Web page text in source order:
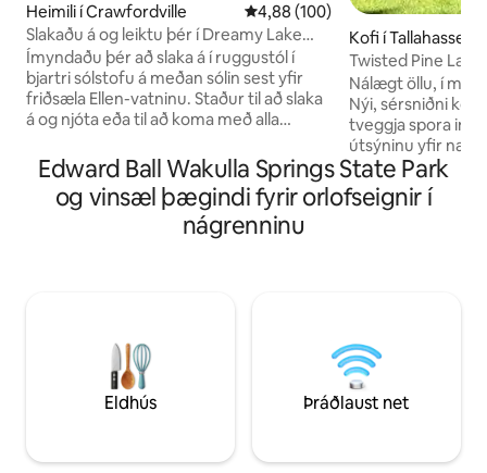
Heimili í Crawfordville 4,88 af 5 í meðaleinkunn, 100
4,88 (100)
Slakaðu á og leiktu þér í Dreamy Lake
Ellen Getaway
Ímyndaðu þér að slaka á í ruggustól í
bjartri sólstofu á meðan sólin sest yfir
friðsæla Ellen-vatninu. Staður til að slaka
á og njóta eða til að koma með alla
og skoða sig um. Aðalsvefnherbergin 2
eru með sínum eigin afskörmdu
veröndum þar sem þú getur notið
morgunkaffisins eða einfaldlega notið
umhverfisins. Láttu syngjandi fugla fylgja
bátaramp og sundsvæði til ráðstöfunar.
Kofi í Tallahassee
Twisted Pine
nálægt bænum
Nálægt öllu, í
Nýi, sérsniðni
tveggja spora
útsýninu yfir
af á veröndinni
hektara vatnið
göngubrú að
hinum megin við
huga.
Edward Ball Wakulla Springs State Park
og vinsæl þægindi fyrir orlofseignir í
nágrenninu
Eldhús Þráðlaust net